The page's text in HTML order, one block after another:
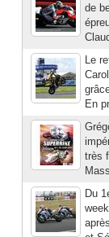
de
Le
En
très
Du